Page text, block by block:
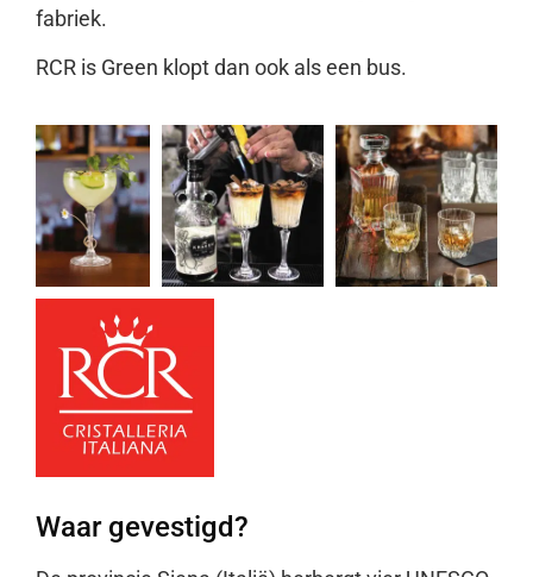
fabriek.
RCR is Green klopt dan ook als een bus.
Waar gevestigd?